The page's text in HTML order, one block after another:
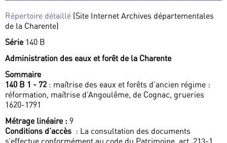
Répertoire détaillé (Site Internet Archives départementales
de la Charente)
Série 140 B
Administration des eaux et forêt de la Charente
Sommaire
140 B 1 - 72 : maîtrise des eaux et forêts d’ancien régime :
réformation, maîtrise d’Angoulême, de Cognac, grueries
1620-1791
Métrage linéaire : 9
Conditions d’accès : La consultation des documents